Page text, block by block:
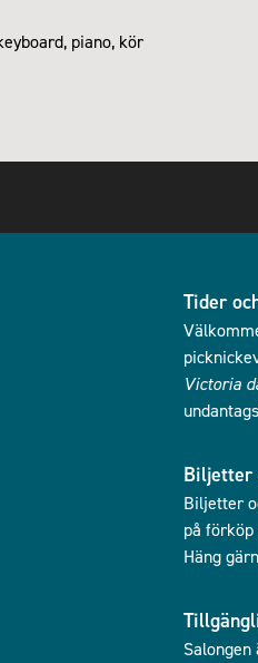
piano, kör
Tider
Victoria
Biljetter
Biljetter
på
Häng